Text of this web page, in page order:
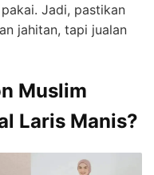
Jadi, pastikan
jahitan, tapi jualan
Muslim
Laris Manis?